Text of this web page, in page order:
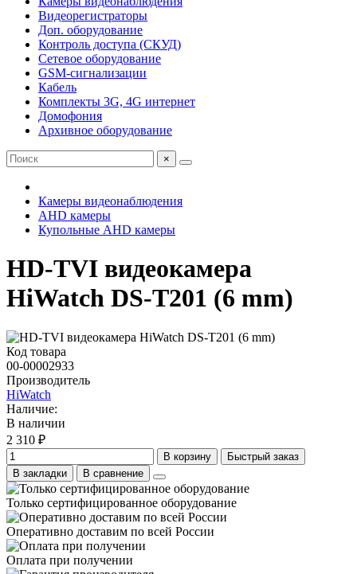
Видеорегистраторы
Доп. оборудование
Контроль доступа (СКУД)
Сетевое оборудование
GSM-сигнализации
Кабель
Комплекты 3G, 4G интернет
Домофония
Архивное оборудование
×
Камеры видеонаблюдения
AHD камеры
Купольные AHD камеры
HD-TVI видеокамера
HiWatch DS-T201 (6 mm)
Код товара
00-00002933
Производитель
HiWatch
Наличие:
В наличии
2 310 ₽
В корзину
Быстрый заказ
В закладки
В сравнение
Только сертифицированное оборудование
Оперативно доставим по всей России
Оплата при получении